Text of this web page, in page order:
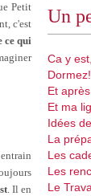
Petit
c'est
ce qui
. Il en
Un
Ca y
Dormez!
Et
Et ma
Idées
La
Les
Les
Le